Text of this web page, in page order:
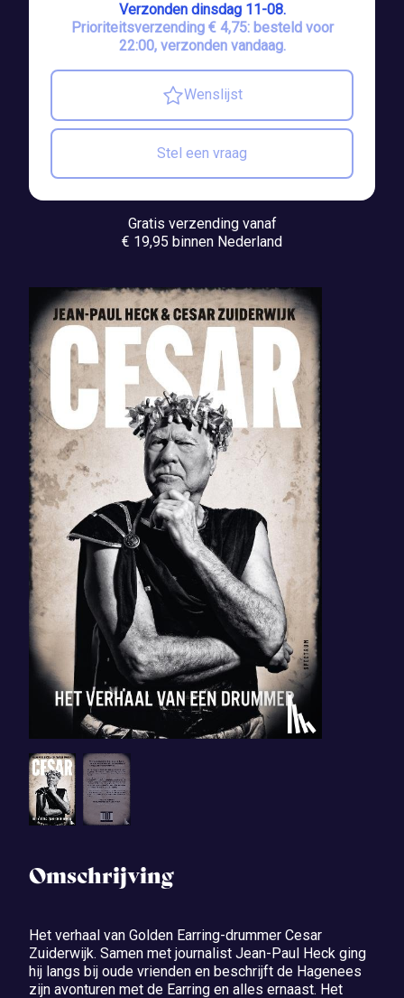
Omschrijving
Het verhaal van Golden Earring-drummer Cesar
Zuiderwijk. Samen met journalist Jean-Paul Heck ging
hij langs bij oude vrienden en beschrijft de Hagenees
zijn avonturen met de Earring en alles ernaast. Het
Verzonden dinsdag 11-08.
Prioriteitsverzending € 4,75: besteld voor
22:00, verzonden vandaag.
Wenslijst
Stel een vraag
Gratis verzending vanaf
€ 19,95 binnen Nederland